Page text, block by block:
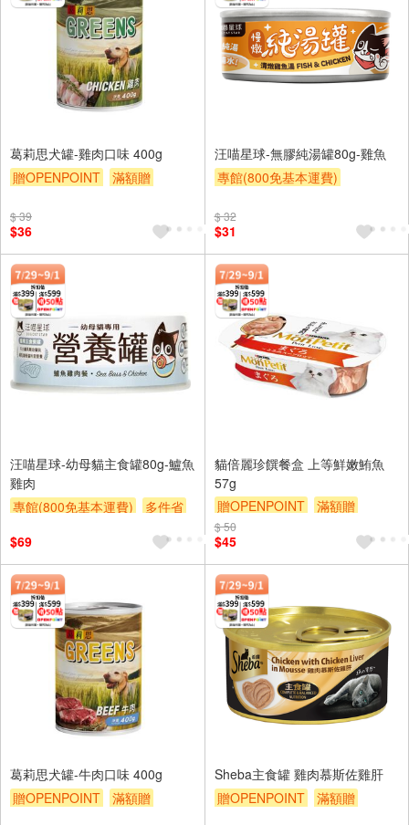
葛莉思犬罐-雞肉口味 400g
贈OPENPOINT
滿額贈
$ 39
$36
汪喵星球-無膠純湯罐80g-雞魚
專館(800免基本運費)
$ 32
$31
汪喵星球-幼母貓主食罐80g-鱸魚
雞肉
專館(800免基本運費)
多件省
$69
貓倍麗珍饌餐盒 上等鮮嫩鮪魚
57g
贈OPENPOINT
滿額贈
滿額9折
$ 50
$45
葛莉思犬罐-牛肉口味 400g
贈OPENPOINT
滿額贈
Sheba主食罐 雞肉慕斯佐雞肝
贈OPENPOINT
滿額贈